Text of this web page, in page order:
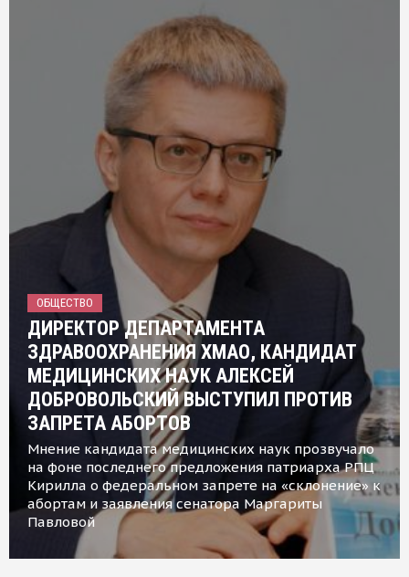
ОБЩЕСТВО
ДИРЕКТОР ДЕПАРТАМЕНТА
ЗДРАВООХРАНЕНИЯ ХМАО, КАНДИДАТ
МЕДИЦИНСКИХ НАУК АЛЕКСЕЙ
ДОБРОВОЛЬСКИЙ ВЫСТУПИЛ ПРОТИВ
ЗАПРЕТА АБОРТОВ
Мнение кандидата медицинских наук прозвучало
на фоне последнего предложения патриарха РПЦ
Кирилла о федеральном запрете на «склонение» к
абортам и заявления сенатора Маргариты
Павловой